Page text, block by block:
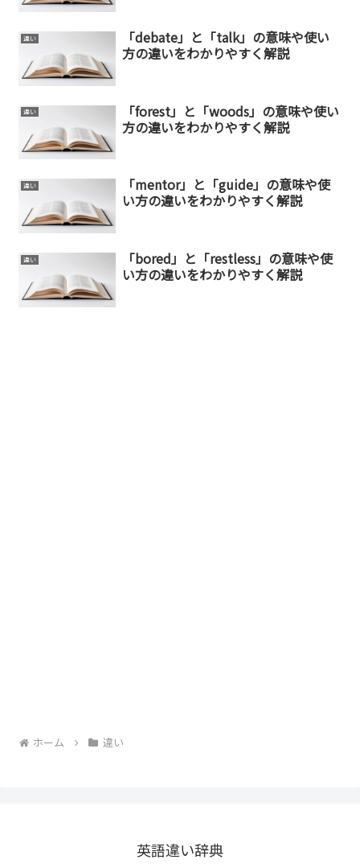
違い
「debate」と「talk」の意味や使い
方の違いをわかりやすく解説
違い
「forest」と「woods」の意味や使い
方の違いをわかりやすく解説
違い
「mentor」と「guide」の意味や使
い方の違いをわかりやすく解説
違い
「bored」と「restless」の意味や使
い方の違いをわかりやすく解説
ホーム 違い
英語違い辞典